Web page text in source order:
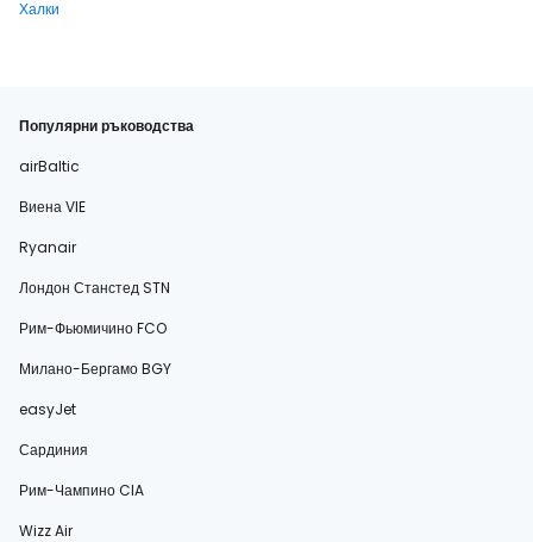
Халки
Популярни ръководства
airBaltic
Виена VIE
Ryanair
Лондон Станстед STN
Рим-Фьюмичино FCO
Милано-Бергамо BGY
easyJet
Сардиния
Рим-Чампино CIA
Wizz Air